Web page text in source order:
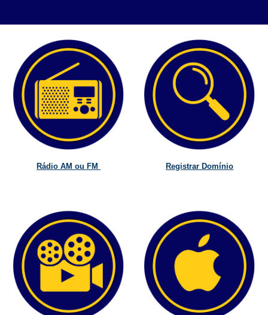
Rádio AM ou FM Registrar Domínio